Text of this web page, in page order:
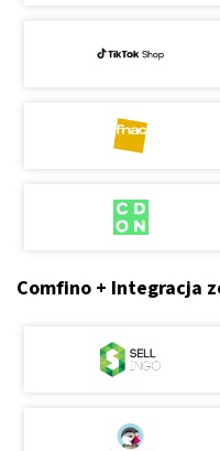
Comfino + Integracja